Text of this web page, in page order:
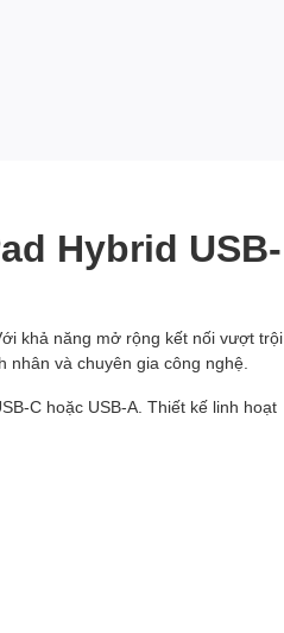
Hybrid USB-
khả năng mở rộng kết nối vượt trội
và chuyên gia công nghệ.
C hoặc USB-A. Thiết kế linh hoạt